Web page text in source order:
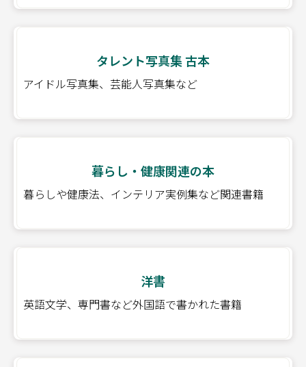
タレント写真集 古本
アイドル写真集、芸能人写真集など
暮らし・健康関連の本
暮らしや健康法、インテリア実例集など関連書籍
洋書
英語文学、専門書など外国語で書かれた書籍